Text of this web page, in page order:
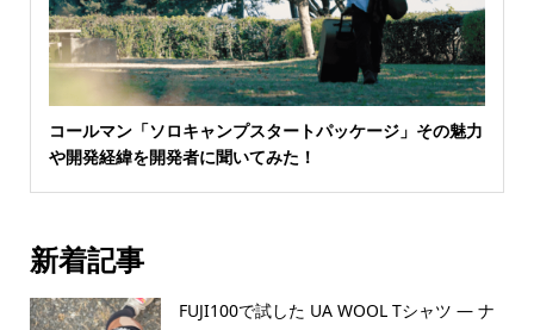
コールマン「ソロキャンプスタートパッケージ」その魅力
や開発経緯を開発者に聞いてみた！
新着記事
FUJI100で試した UA WOOL Tシャツ — ナ